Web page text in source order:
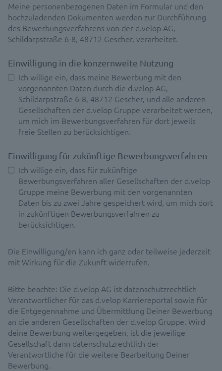
Meine personenbezogenen Daten im Formular und den
hochzuladenden Dokumenten werden zur Durchführung
des Bewerbungsverfahrens von der d.velop AG,
Schildarpstraße 6-8, 48712 Gescher, verarbeitet.
Einwilligung in die konzernweite Nutzung
Ich willige ein, dass meine Bewerbung mit den
vorgenannten Daten durch die d.velop AG,
Schildarpstraße 6-8, 48712 Gescher, und alle anderen
Gesellschaften der d.velop Gruppe verarbeitet werden,
um mich im Bewerbungsverfahren für dort jeweils
freie Stellen zu berücksichtigen.
Einwilligung für zukünftige Bewerbungsverfahren
Ich willige ein, dass für zukünftige
Bewerbungsverfahren aller Gesellschaften der d.velop
Gruppe meine Bewerbung mit den vorgenannten
Daten bis zu zwei Jahre gespeichert wird, um mich dort
in zukünftigen Bewerbungsverfahren zu
berücksichtigen.
Die Einwilligung/en kann ich ganz oder teilweise jederzeit
mit Wirkung für die Zukunft widerrufen.
Bitte beachte: Die d.velop AG ist datenschutzrechtlich
Verantwortlicher für das d.velop Karriereportal sowie für
die Entgegennahme und Übermittlung Deiner Bewerbung
an die anderen Gesellschaften der d.velop Gruppe. Wird
deine Bewerbung weitergegeben, ist die jeweilige
Gesellschaft dann datenschutzrechtlich der
Verantwortliche für die weitere Bearbeitung Deiner
Bewerbung.